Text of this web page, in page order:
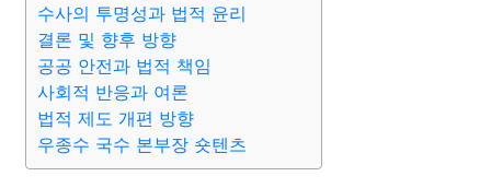
수사의 투명성과 법적 윤리
결론 및 향후 방향
공공 안전과 법적 책임
사회적 반응과 여론
법적 제도 개편 방향
우종수 국수 본부장 숏텐츠